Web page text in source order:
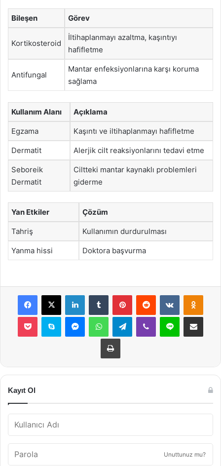
Bileşen Görev
Kortikosteroid
İltihaplanmayı azaltma, kaşıntıyı
hafifletme
Antifungal
Mantar enfeksiyonlarına karşı koruma
sağlama
Kullanım Alanı Açıklama
Egzama Kaşıntı ve iltihaplanmayı hafifletme
Dermatit Alerjik cilt reaksiyonlarını tedavi etme
Seboreik
Dermatit
Ciltteki mantar kaynaklı problemleri
giderme
Yan Etkiler Çözüm
Tahriş Kullanımın durdurulması
Yanma hissi Doktora başvurma
Facebook
X LinkedInTumblr PinterestReddit VKontakte
Pocket Skype MessengerWhatsAppTelegramViber Line E-Posta ile
Yazdır
Kayıt Ol
Unuttunuz mu?